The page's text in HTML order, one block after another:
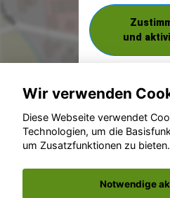
und
© konjunkturmotor.de
Wir verwenden
Diese Webseite verwendet
Technologien, um die
um Zusatzfunktionen zu bieten.
Notwendige